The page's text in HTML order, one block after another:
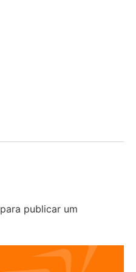
para publicar um